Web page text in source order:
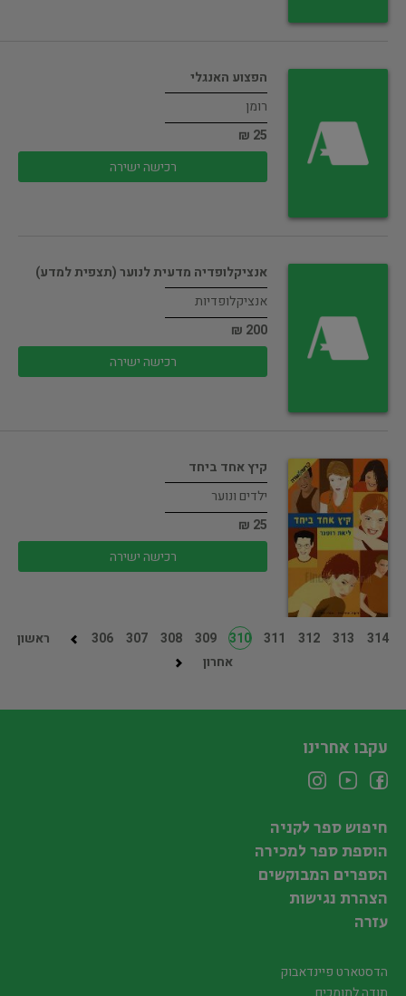
הפצוע האנגלי
רומן
25 ₪
רכישה ישירה
אנציקלופדיה מדעית לנוער (תצפית למדע)
אנציקלופדיות
200 ₪
רכישה ישירה
קיץ אחד ביחד
ילדים ונוער
25 ₪
רכישה ישירה
ראשון 306 307 308 309 310 311 312 313
314
אחרון
עקבו אחרינו
חיפוש ספר לקניה
הוספת ספר למכירה
הספרים המבוקשים
הצהרת נגישות
עזרה
הדסטארט פיינדאבוק